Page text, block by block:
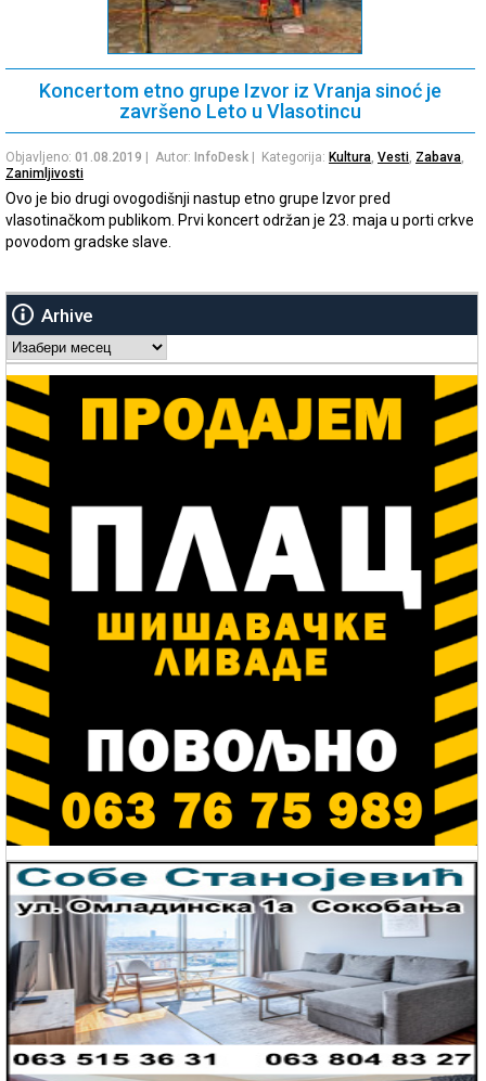
Koncertom etno grupe Izvor iz Vranja sinoć je
završeno Leto u Vlasotincu
Objavljeno: 01.08.2019 | Autor: InfoDesk | Kategorija: Kultura, Vesti, Zabava,
Zanimljivosti
Ovo je bio drugi ovogodišnji nastup etno grupe Izvor pred
vlasotinačkom publikom. Prvi koncert održan je 23. maja u porti crkve
povodom gradske slave.
Arhive
Arhive